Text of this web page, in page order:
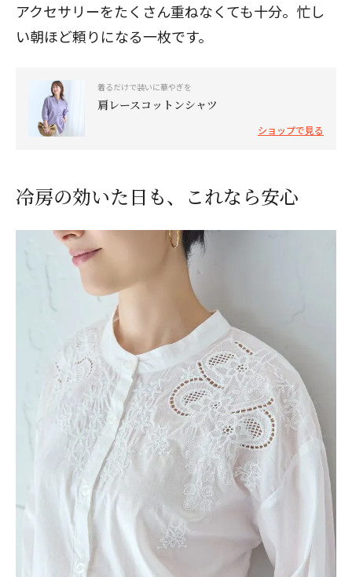
アクセサリーをたくさん重ねなくても十分。忙し
い朝ほど頼りになる一枚です。
着るだけで装いに華やぎを
肩レースコットンシャツ
ショップで見る
冷房の効いた日も、これなら安心